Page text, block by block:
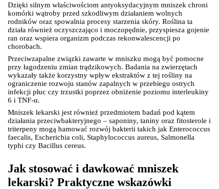
Dzięki silnym właściwościom antyoksydacyjnym mniszek chroni
komórki wątroby przed szkodliwym działaniem wolnych
rodników oraz spowalnia procesy starzenia skóry. Roślina ta
działa również oczyszczająco i moczopędnie, przyspiesza gojenie
ran oraz wspiera organizm podczas rekonwalescencji po
chorobach.
Przeciwzapalne związki zawarte w mniszku mogą być pomocne
przy łagodzeniu zmian trądzikowych. Badania na zwierzętach
wykazały także korzystny wpływ ekstraktów z tej rośliny na
ograniczenie rozwoju stanów zapalnych w przebiegu ostrych
infekcji płuc czy trzustki poprzez obniżenie poziomu interleukiny
6 i TNF-α.
Mniszek lekarski jest również przedmiotem badań pod kątem
działania przeciwbakteryjnego – saponiny, taniny oraz fitosterole i
triterpeny mogą hamować rozwój bakterii takich jak Enterococcus
faecalis, Escherichia coli, Staphylococcus aureus, Salmonella
typhi czy Bacillus cereus.
Jak stosować i dawkować mniszek
lekarski? Praktyczne wskazówki